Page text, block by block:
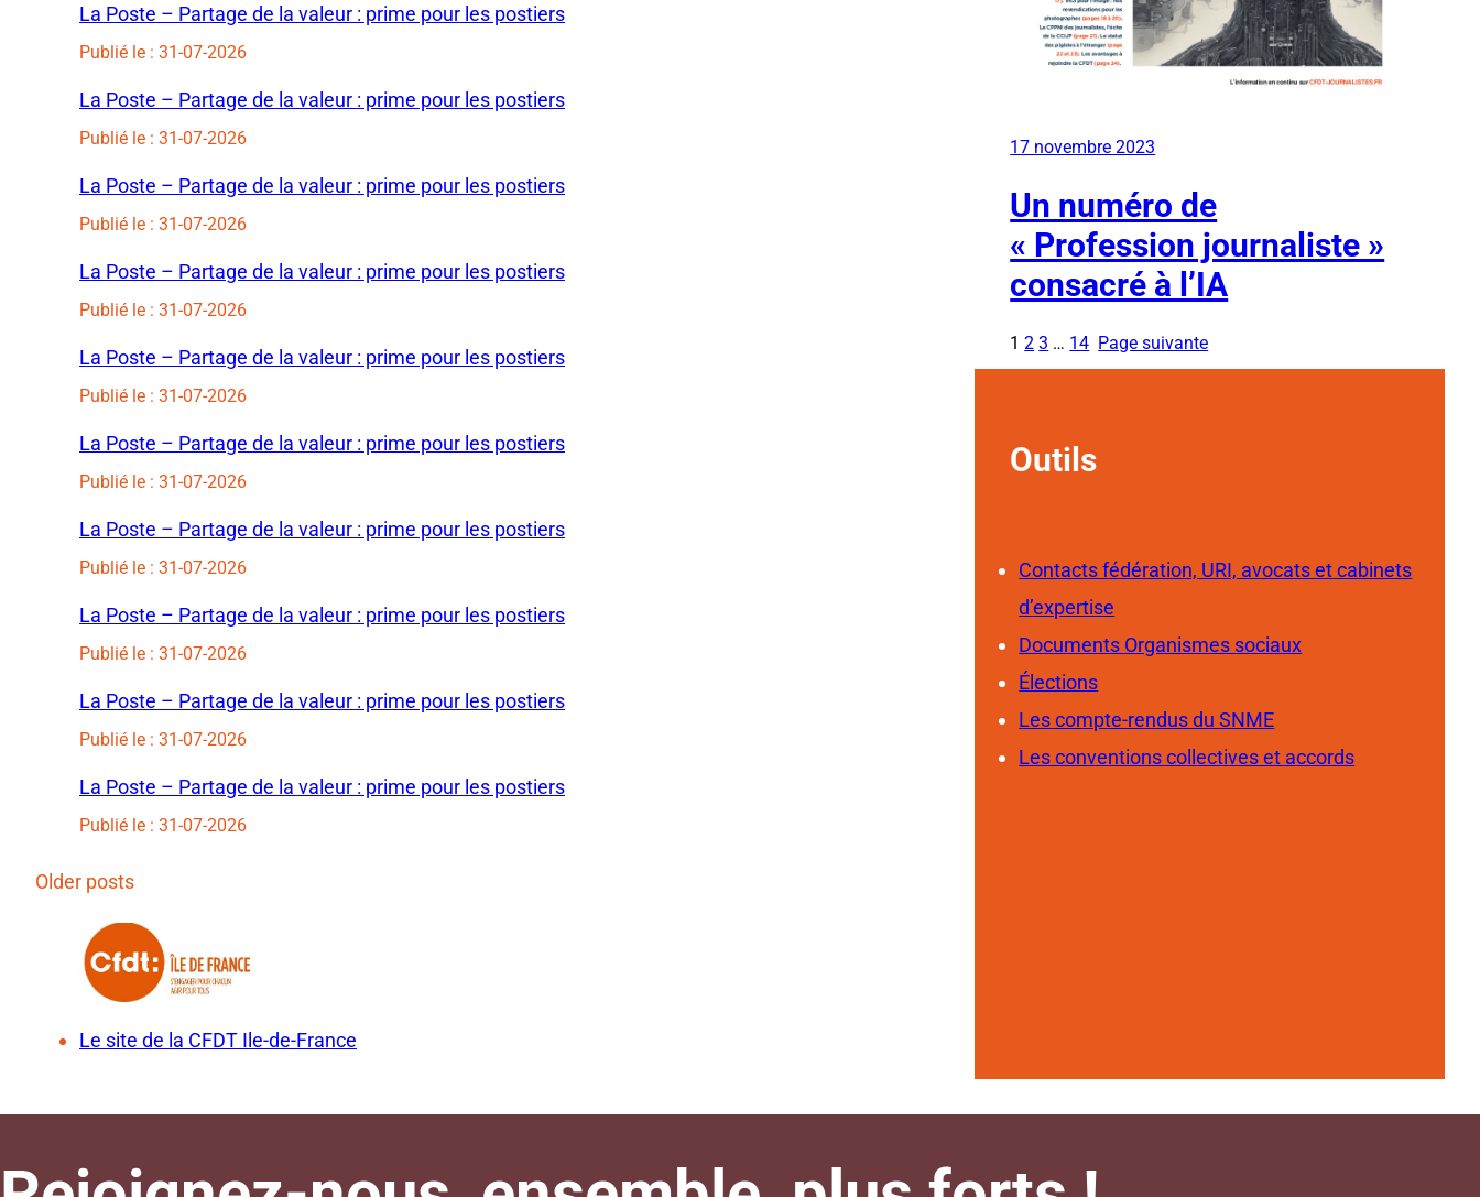
La Poste – Partage de la valeur : prime pour les postiers
Publié le : 31-07-2026
La Poste – Partage de la valeur : prime pour les postiers
Publié le : 31-07-2026
La Poste – Partage de la valeur : prime pour les postiers
Publié le : 31-07-2026
La Poste – Partage de la valeur : prime pour les postiers
Publié le : 31-07-2026
La Poste – Partage de la valeur : prime pour les postiers
Publié le : 31-07-2026
La Poste – Partage de la valeur : prime pour les postiers
Publié le : 31-07-2026
La Poste – Partage de la valeur : prime pour les postiers
Publié le : 31-07-2026
La Poste – Partage de la valeur : prime pour les postiers
Publié le : 31-07-2026
La Poste – Partage de la valeur : prime pour les postiers
Publié le : 31-07-2026
La Poste – Partage de la valeur : prime pour les postiers
Publié le : 31-07-2026
Older posts
Le site de la CFDT Ile-de-France
17 novembre 2023
Un numéro de
« Profession journaliste »
consacré à l’IA
1 2 3 … 14 Page suivante
Outils
Contacts fédération, URI, avocats et cabinets
d’expertise
Documents Organismes sociaux
Élections
Les compte-rendus du SNME
Les conventions collectives et accords